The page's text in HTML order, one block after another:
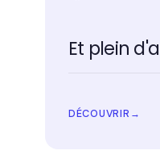
Et plein
DÉCOUVRIR